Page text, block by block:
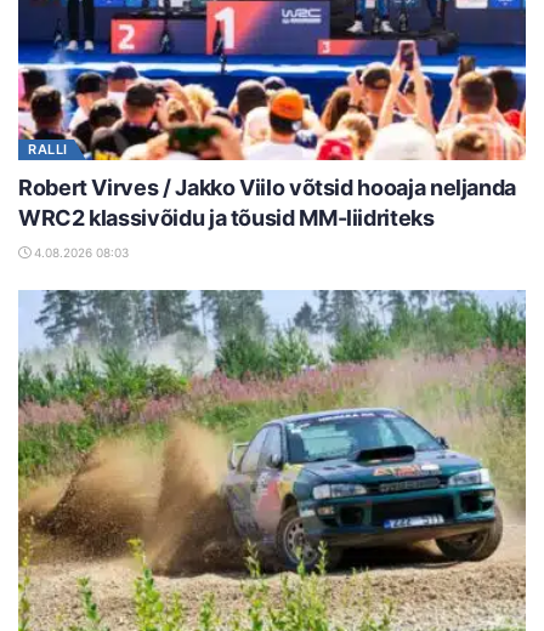
RALLI
Robert Virves / Jakko Viilo võtsid hooaja neljanda
WRC2 klassivõidu ja tõusid MM-liidriteks
4.08.2026 08:03